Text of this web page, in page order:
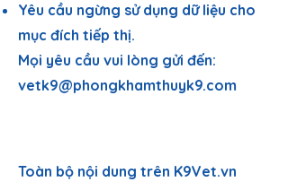
Yêu cầu ngừng sử dụng dữ liệu cho
mục đích tiếp thị.
Mọi yêu cầu vui lòng gửi đến:
vetk9@phongkhamthuyk9.com
Toàn bộ nội dung trên K9Vet.vn